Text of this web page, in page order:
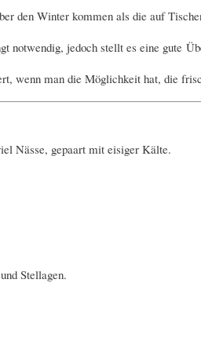
den Winter kommen als die auf
notwendig, jedoch stellt es eine gute
wenn man die Möglichkeit hat, die
Nässe, gepaart mit eisiger Kälte.
Stellagen.